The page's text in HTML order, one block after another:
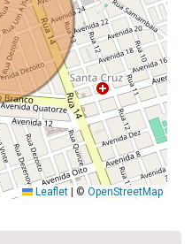
Leaflet © OpenStreetMap